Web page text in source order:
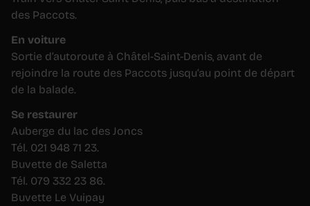
des Paccots.
En voiture
Sortie d’autoroute à Châtel-Saint-Denis, avant de
rejoindre la route des Paccots jusqu’au point de départ
de la balade.
Se restaurer
Auberge du lac des Joncs
Tél. 021 948 71 23.
Buvette de Saletta
Tél. 079 332 23 86.
Buvette Le Vuipay